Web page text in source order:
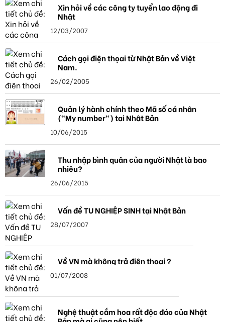
Xin hỏi về các công ty tuyển lao động đi
Nhật
12/03/2007
Cách gọi điện thọai từ Nhật Bản về Việt
Nam.
26/02/2005
Quản lý hành chính theo Mã số cá nhân
("My number") tại Nhật Bản
10/06/2015
Thu nhập bình quân của người Nhật là bao
nhiêu?
26/06/2015
Vấn đề TU NGHIỆP SINH tại Nhật Bản
28/07/2007
Về VN mà không trả điện thoại ?
01/07/2008
Nghệ thuật cắm hoa rất độc đáo của Nhật